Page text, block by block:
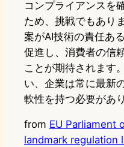
コンプライアンスを
ため、挑戦でもあり
案がAI技術の責任あ
促進し、消費者の信
ことが期待されます
い、企業は常に最新
軟性を持つ必要があ
from EU Parliament
landmark regulation